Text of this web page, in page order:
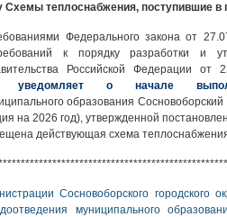
Схемы теплоснабжения, поступившие в
Федерального закона от
к порядку разработки и
Российской Федерации
уведомляет
о начале
образования
на 2026 год), утвержденной
действующая схема
Сосновоборского
муниципального